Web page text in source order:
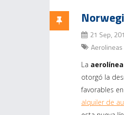
21 Sep,
Aerolineas
La
otorgó la
favorables
alquiler de